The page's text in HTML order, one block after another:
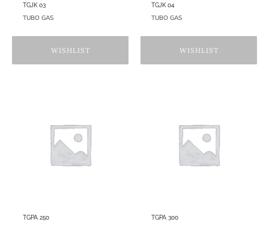
TGJK 03
TUBO GAS
WISHLIST
TGJK 04
TUBO GAS
WISHLIST
TGPA 250 TGPA 300